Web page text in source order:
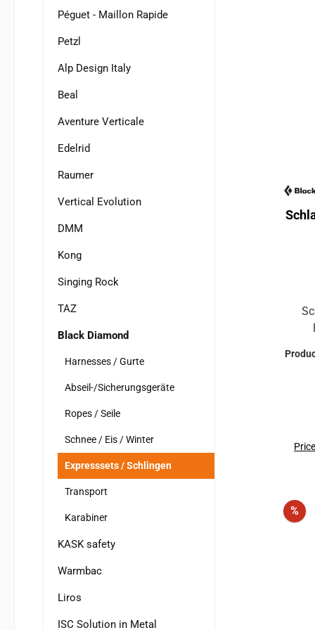
Péguet - Maillon Rapide
Petzl
Alp Design Italy
Beal
Aventure Verticale
Edelrid
Raumer
Vertical Evolution
DMM
Kong
Singing Rock
TAZ
Black Diamond
Harnesses / Gurte
Abseil-/Sicherungsgeräte
Ropes / Seile
Schnee / Eis / Winter
Expresssets / Schlingen
Transport
Karabiner
KASK safety
Warmbac
Liros
ISC Solution in Metal
%